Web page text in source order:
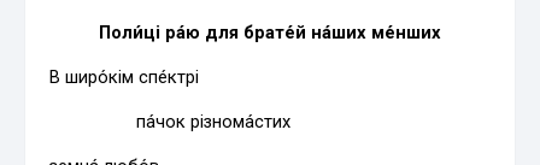
Поли́ці ра́ю для брате́й на́ших ме́нших
В широ́кім спе́ктрі
па́чок різнома́стих